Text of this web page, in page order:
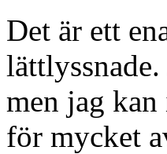
Det är ett
men jag kan
för mycket